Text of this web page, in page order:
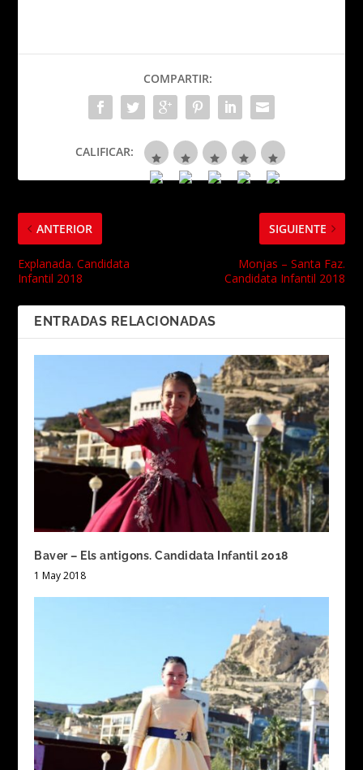
COMPARTIR:
CALIFICAR:
ANTERIOR
Explanada. Candidata
Infantil 2018
SIGUIENTE
Monjas – Santa Faz.
Candidata Infantil 2018
ENTRADAS RELACIONADAS
Baver – Els antigons. Candidata Infantil 2018
1 May 2018